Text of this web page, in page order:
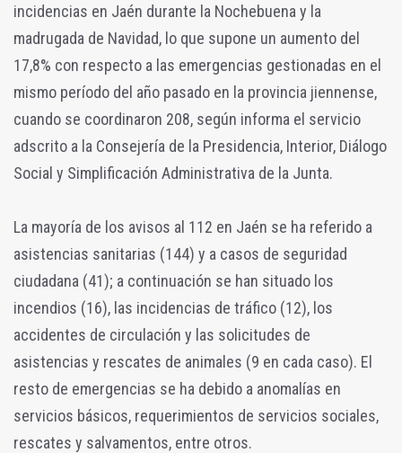
incidencias en Jaén durante la Nochebuena y la
madrugada de Navidad, lo que supone un aumento del
17,8% con respecto a las emergencias gestionadas en el
mismo período del año pasado en la provincia jiennense,
cuando se coordinaron 208, según informa el servicio
adscrito a la Consejería de la Presidencia, Interior, Diálogo
Social y Simplificación Administrativa de la Junta.
La mayoría de los avisos al 112 en Jaén se ha referido a
asistencias sanitarias (144) y a casos de seguridad
ciudadana (41); a continuación se han situado los
incendios (16), las incidencias de tráfico (12), los
accidentes de circulación y las solicitudes de
asistencias y rescates de animales (9 en cada caso). El
resto de emergencias se ha debido a anomalías en
servicios básicos, requerimientos de servicios sociales,
rescates y salvamentos, entre otros.